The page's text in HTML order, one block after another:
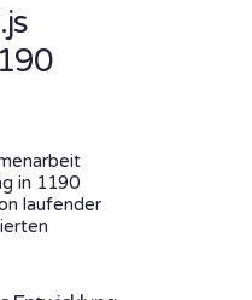
in 1190
laufender